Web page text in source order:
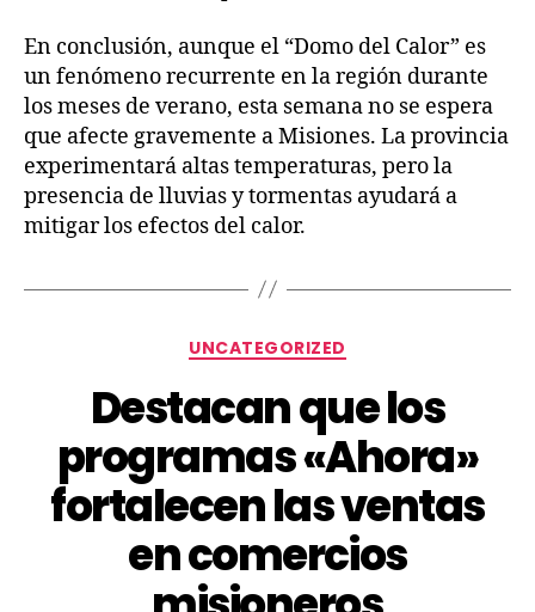
En conclusión, aunque el “Domo del Calor” es
un fenómeno recurrente en la región durante
los meses de verano, esta semana no se espera
que afecte gravemente a Misiones. La provincia
experimentará altas temperaturas, pero la
presencia de lluvias y tormentas ayudará a
mitigar los efectos del calor.
UNCATEGORIZED
Destacan que los
programas «Ahora»
fortalecen las ventas
en comercios